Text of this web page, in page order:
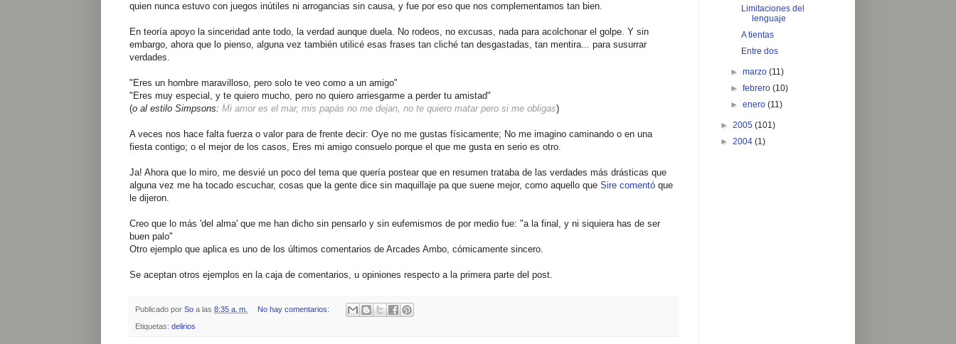
quien nunca estuvo con juegos inútiles ni arrogancias sin causa, y fue por eso que nos complementamos tan bien.
En teoría apoyo la sinceridad ante todo, la verdad aunque duela. No rodeos, no excusas, nada para acolchonar el golpe. Y sin
embargo, ahora que lo pienso, alguna vez también utilicé esas frases tan cliché tan desgastadas, tan mentira... para susurrar
verdades.
"Eres un hombre maravilloso, pero solo te veo como a un amigo"
"Eres muy especial, y te quiero mucho, pero no quiero arriesgarme a perder tu amistad"
(o al estilo Simpsons: Mi amor es el mar, mis papás no me dejan, no te quiero matar pero si me obligas)
A veces nos hace falta fuerza o valor para de frente decir: Oye no me gustas físicamente; No me imagino caminando o en una
fiesta contigo; o el mejor de los casos, Eres mi amigo consuelo porque el que me gusta en serio es otro.
Ja! Ahora que lo miro, me desvié un poco del tema que quería postear que en resumen trataba de las verdades más drásticas que
alguna vez me ha tocado escuchar, cosas que la gente dice sin maquillaje pa que suene mejor, como aquello que Sire comentó que
le dijeron.
Creo que lo más 'del alma' que me han dicho sin pensarlo y sin eufemismos de por medio fue: "a la final, y ni siquiera has de ser
buen palo"
Otro ejemplo que aplica es uno de los últimos comentarios de Arcades Ambo, cómicamente sincero.
Se aceptan otros ejemplos en la caja de comentarios, u opiniones respecto a la primera parte del post.
Publicado por So a las 8:35 a. m. No hay comentarios:
Etiquetas: delirios
Limitaciones del
lenguaje
A tientas
Entre dos
►marzo(11)
►febrero(10)
►enero(11)
► 2005 (101)
► 2004 (1)